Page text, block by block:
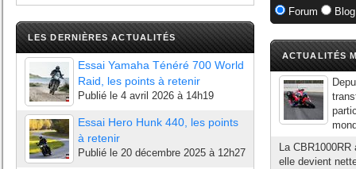
LES DERNIÈRES ACTUALITÉS
Essai Yamaha Ténéré 700 World
Raid, les points à retenir
Publié le 4 avril 2026 à 14h19
Essai Hero Hunk 440, les points
à retenir
Publié le 20 décembre 2025 à 12h27
Forum
ACTUALITÉS
La
elle devient